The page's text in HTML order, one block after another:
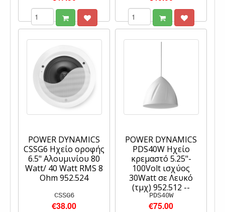
POWER DYNAMICS
CSSG6 Ηχείο οροφής
6.5" Αλουμινίου 80
Watt/ 40 Watt RMS 8
Ohm 952.524
CSSG6
€38.00
POWER DYNAMICS
PDS40W Ηχείο
κρεμαστό 5.25"-
100Volt ισχύος
30Watt σε Λευκό
(τμχ) 952.512 --
PDS40W
€75.00